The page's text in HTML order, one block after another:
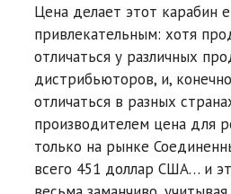
Цена делает этот карабин
привлекательным: хотя
отличаться у различных
дистрибьюторов, и,
отличаться в разных
производителем цена для
только на рынке
всего 451 доллар США… и